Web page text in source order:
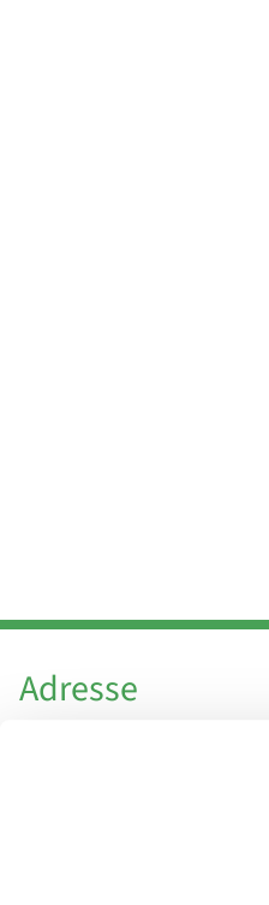
Adresse
Hl. Theresa von Avila
Leitender Pfarrer - Norbert